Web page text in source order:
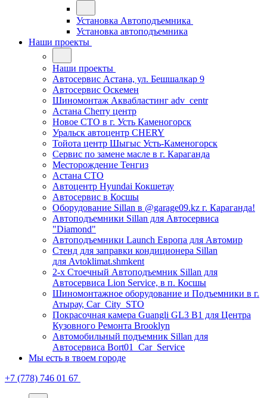
Установка Автоподъемника
Установка автоподъемника
Наши проекты
Наши проекты
Автосервис Астана, ул. Бешшалкар 9
Автосервис Оскемен
Шиномонтаж Аквабластинг adv_centr
Астана Cherry центр
Новое СТО в г. Усть Каменогорск
Уральск автоцентр CHERY
Тойота центр Шыгыс Усть-Каменогорск
Сервис по замене масле в г. Караганда
Месторождение Тенгиз
Астана СТО
Автоцентр Hyundai Кокшетау
Автосервис в Косшы
Оборудование Sillan в @garage09.kz г. Караганда!
Автоподъемники Sillan для Автосервиса
"Diamond"
Автоподъемники Launch Европа для Автомир
Стенд для заправки кондиционера Sillan
для Avtoklimat.shmkent
2-х Стоечный Автоподъемник Sillan для
Автосервиса Lion Service, в п. Косшы
Шиномонтажное оборудование и Подъемники в г.
Атырау, Car_City_STO
Покрасочная камера Guangli GL3 B1 для Центра
Кузовного Ремонта Brooklyn
Автомобильный подъемник Sillan для
Автосервиса Bort01_Car_Service
Мы есть в твоем городе
+7 (778) 746 01 67